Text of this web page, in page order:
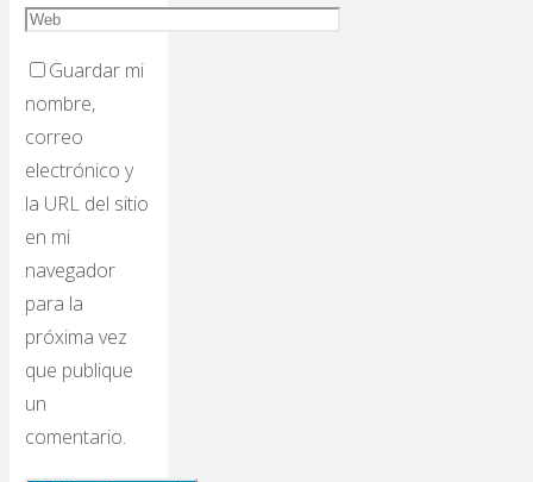
Guardar mi
nombre,
correo
electrónico y
la URL del sitio
en mi
navegador
para la
próxima vez
que publique
un
comentario.